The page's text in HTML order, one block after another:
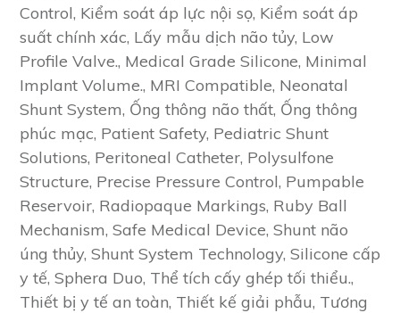
Control, Kiểm soát áp lực nội sọ, Kiểm soát áp
suất chính xác, Lấy mẫu dịch não tủy, Low
Profile Valve., Medical Grade Silicone, Minimal
Implant Volume., MRI Compatible, Neonatal
Shunt System, Ống thông não thất, Ống thông
phúc mạc, Patient Safety, Pediatric Shunt
Solutions, Peritoneal Catheter, Polysulfone
Structure, Precise Pressure Control, Pumpable
Reservoir, Radiopaque Markings, Ruby Ball
Mechanism, Safe Medical Device, Shunt não
úng thủy, Shunt System Technology, Silicone cấp
y tế, Sphera Duo, Thể tích cấy ghép tối thiểu.,
Thiết bị y tế an toàn, Thiết kế giải phẫu, Tương